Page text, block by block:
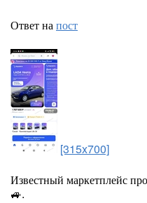
Ответ напост
[315x700]
Известный маркетплейс
🚙.